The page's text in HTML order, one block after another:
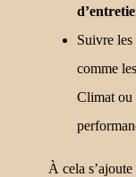
Suivre les
comme
Climat ou
À cela